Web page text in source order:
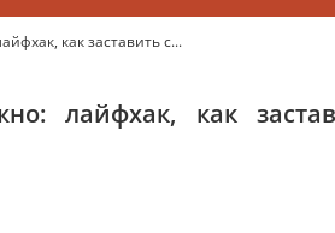
как заставить с...
лайфхак, как